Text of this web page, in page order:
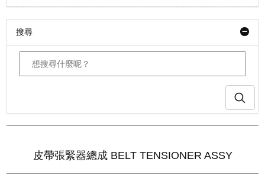
搜尋
皮帶張緊器總成 BELT TENSIONER ASSY